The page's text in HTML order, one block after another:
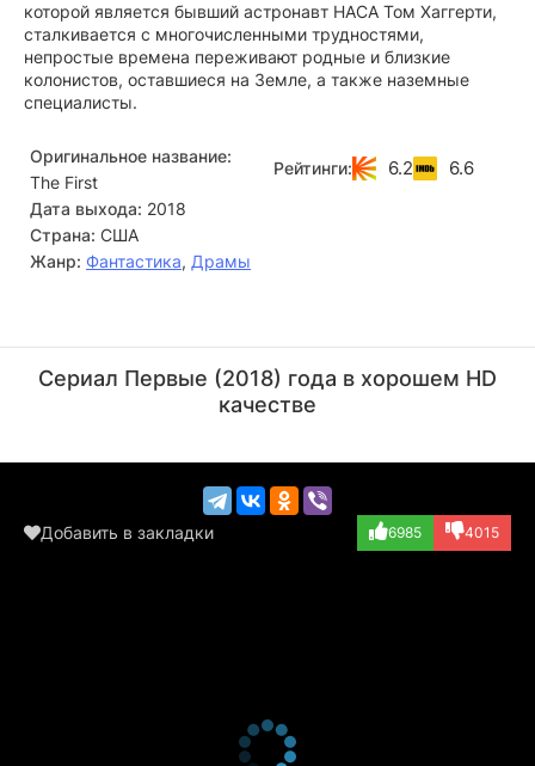
которой является бывший астронавт НАСА Том Хаггерти,
сталкивается с многочисленными трудностями,
непростые времена переживают родные и близкие
колонистов, оставшиеся на Земле, а также наземные
специалисты.
Оригинальное название:
The First
Дата выхода: 2018
Страна: США
Жанр: Фантастика, Драмы
Рейтинги: 6.2 6.6
(Gov't Dignitary...)
(Launch Viewer,...)
Сериал Первые (2018) года в хорошем HD
качестве
Добавить в закладки 6985 4015